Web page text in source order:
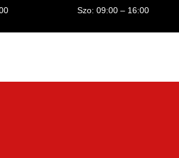
Szo: 09:00 – 16:00